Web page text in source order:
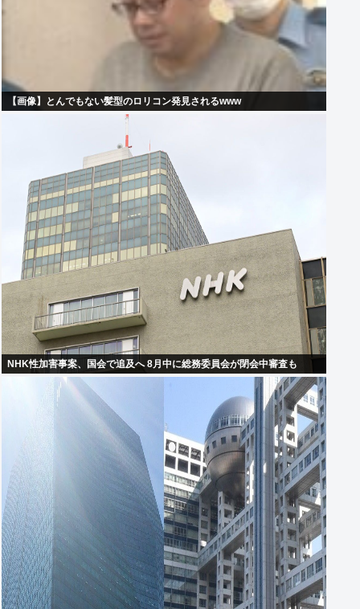
【画像】とんでもない髪型のロリコン発見されるwww
NHK性加害事案、国会で追及へ 8月中に総務委員会が閉会中審査も